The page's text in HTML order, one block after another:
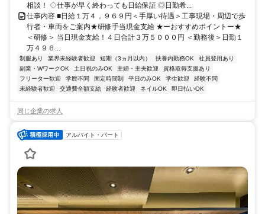
相談！ ◇仕事が早く終わっても日給保証 ◎日勤希...
仕事内容 ■日給１万４，９６９円＜手厚い待遇＞工事現場・周辺で歩
行者・車両をご案内★研修手当現金支給 ★ーおすすめポイントー★
＜研修＞ 当日現金支給！４日合計３万５０００円 ＜勤務後＞日勤１
万４９６...
制服あり 業界未経験者歓迎 短期（3ヵ月以内） 扶養内勤務OK
社員登用あり
副業・WワークOK
土日祝のみOK 主婦・主夫歓迎
資格取得支援あり
フリーター歓迎
学歴不問 固定時間制 平日のみOK 学生歓迎
経験不問
未経験者歓迎
交通費全額支給 経験者歓迎 ネイルOK 即日払いOK
同じ企業の求人
アルバイト・パート